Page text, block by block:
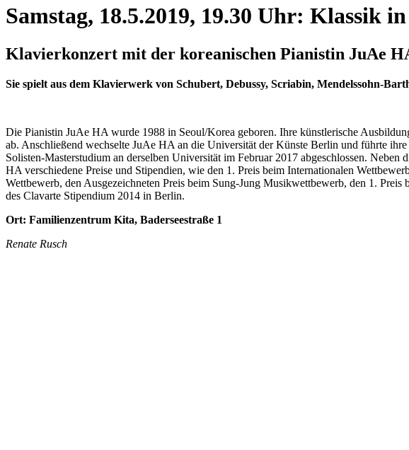
Samstag, 18.5.2019, 19.30 Uhr: Klassik
Klavierkonzert mit der koreanischen Pianistin JuAe
Sie spielt aus dem Klavierwerk von Schubert, Debussy, Scriabin, Mendelssohn-
Die Pianistin JuAe HA wurde 1988 in Seoul/Korea geboren. Ihre künstlerische
ab. Anschließend wechselte JuAe HA an die Universität der Künste Berlin und führte
Solisten-Masterstudium an derselben Universität im Februar 2017 abgeschlossen.
HA verschiedene Preise und Stipendien, wie den 1. Preis beim Internationalen
Wettbewerb, den Ausgezeichneten Preis beim Sung-Jung Musikwettbewerb, den 1.
des Clavarte Stipendium 2014 in Berlin.
Ort: Familienzentrum Kita, Baderseestraße 1
Renate Rusch